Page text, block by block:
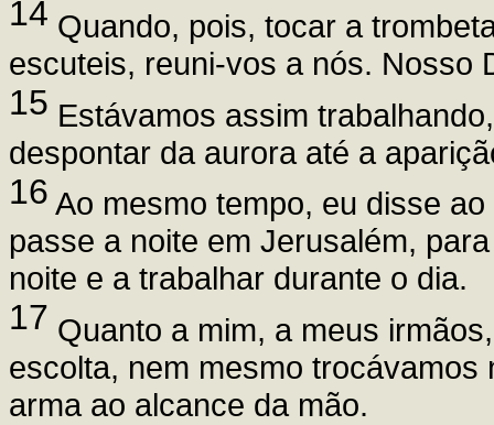
14 Quando, pois, tocar a
escuteis, reuni-vos a nós. Nosso
15 Estávamos assim
despontar da aurora até a
16 Ao mesmo tempo, eu disse
passe a noite em Jerusalém,
noite e a trabalhar durante o dia.
17 Quanto a mim, a meus
escolta, nem mesmo
arma ao alcance da mão.